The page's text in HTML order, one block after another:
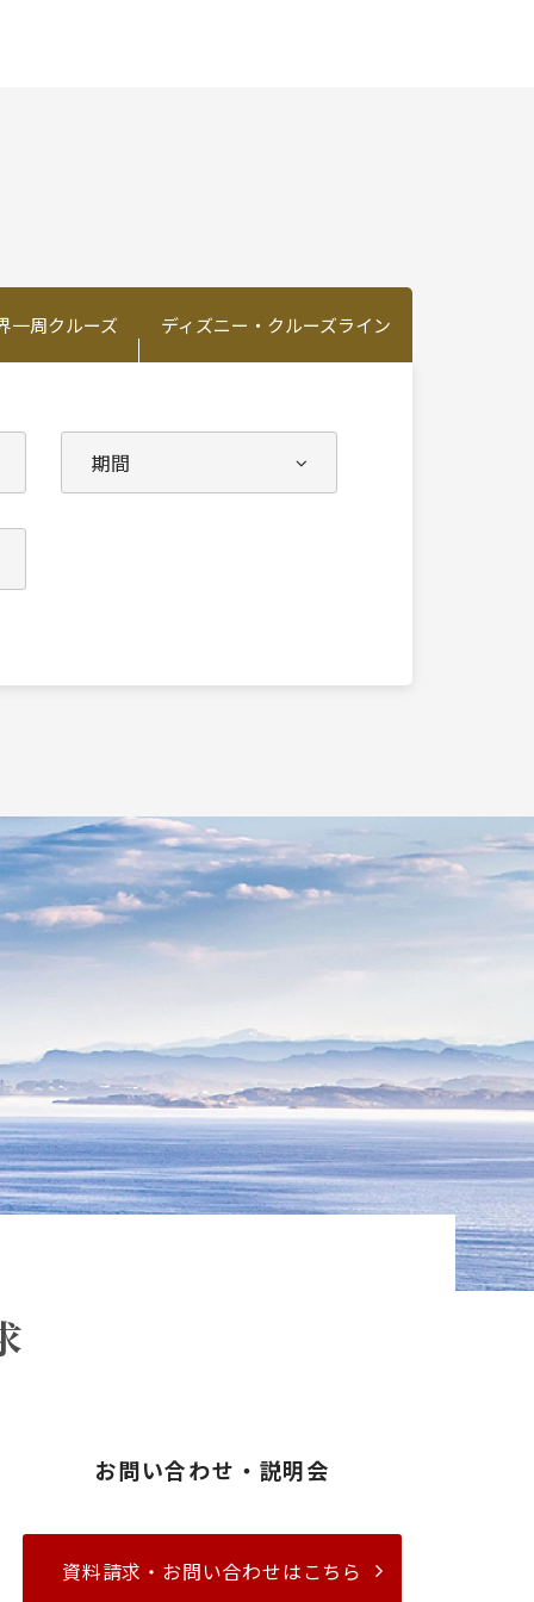
一周クルーズ ディズニー・クルーズライン
お問い合わせ・説明会
資料請求・お問い合わせはこちら